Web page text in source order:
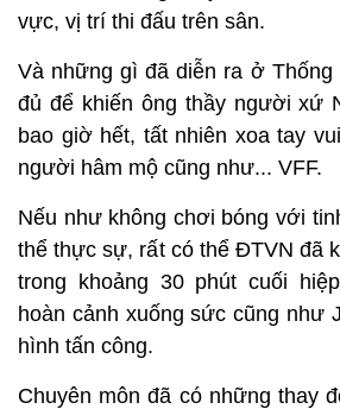
vực, vị trí thi đấu trên sân.
Và những gì đã diễn ra ở Thống
đủ để khiến ông thầy người xứ
bao giờ hết, tất nhiên xoa tay
người hâm mộ cũng như... VFF.
Nếu như không chơi bóng với
thể thực sự, rất có thể ĐTVN đã
trong khoảng 30 phút cuối
hoàn cảnh xuống sức cũng như
hình tấn công.
Chuyên môn đã có những thay